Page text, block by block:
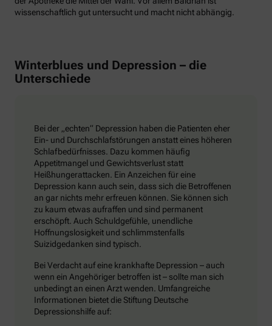
wissenschaftlich gut untersucht und macht nicht abhängig.
Winterblues und Depression – die
Unterschiede
Bei der „echten“ Depression haben die Patienten eher
Ein- und Durchschlafstörungen anstatt eines höheren
Schlafbedürfnisses. Dazu kommen häufig
Appetitmangel und Gewichtsverlust statt
Heißhungerattacken. Ein Anzeichen für eine
Depression kann auch sein, dass sich die Betroffenen
an gar nichts mehr erfreuen können. Sie können sich
zu kaum etwas aufraffen und sind permanent
erschöpft. Auch Schuldgefühle, unendliche
Hoffnungslosigkeit und schlimmstenfalls
Suizidgedanken sind typisch.
Bei Verdacht auf eine krankhafte Depression – auch
wenn ein Angehöriger betroffen ist – sollte man sich
unbedingt an einen Arzt wenden. Umfangreiche
Informationen bietet die Stiftung Deutsche
Depressionshilfe auf: